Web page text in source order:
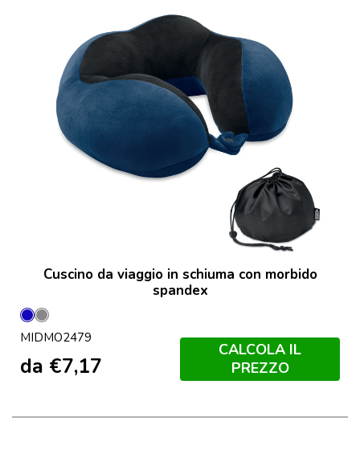
Cuscino da viaggio in schiuma con morbido
spandex
BluGrigio
Pietra
MIDMO2479
da €7,17
CALCOLA IL
PREZZO